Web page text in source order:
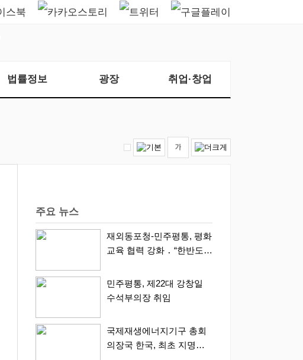
법률정보 광장 취업·창업
주요 뉴스
재외동포청-민주평통, 평화
교육 협력 강화 ․ “한반도
에 알리다”
민주평통, 제22대 강창일
수석부의장 취임
국제재생에너지기구 총회
의장국 한국, 최초 지명…